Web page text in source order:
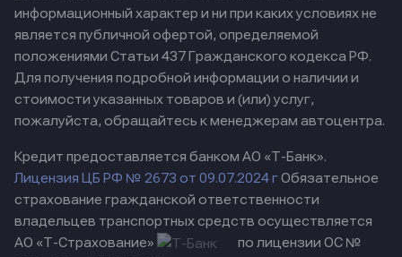
информационный характер и ни при каких условиях не
является публичной офертой, определяемой
положениями Статьи 437 Гражданского кодекса РФ.
Для получения подробной информации о наличии и
стоимости указанных товаров и (или) услуг,
пожалуйста, обращайтесь к менеджерам автоцентра.
Кредит предоставляется банком АО «Т-Банк».
Лицензия ЦБ РФ № 2673 от 09.07.2024 гОбязательное
страхование гражданской ответственности
владельцев транспортных средств осуществляется
АО «Т-Страхование»
по лицензии ОС №